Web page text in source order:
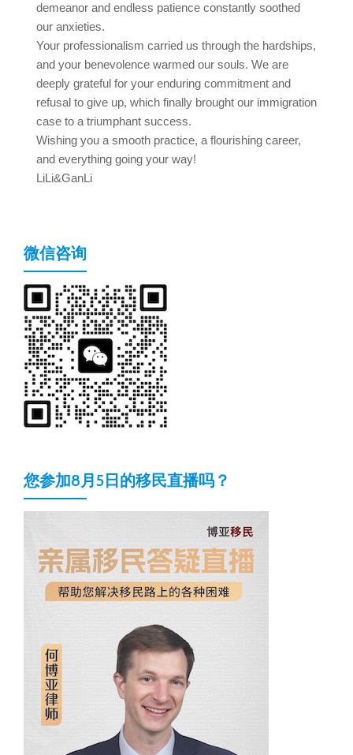
demeanor and endless patience constantly soothed
our anxieties.
Your professionalism carried us through the hardships,
and your benevolence warmed our souls. We are
deeply grateful for your enduring commitment and
refusal to give up, which finally brought our immigration
case to a triumphant success.
Wishing you a smooth practice, a flourishing career,
and everything going your way!
LiLi&GanLi
微信咨询
您参加8月5日的移民直播吗？